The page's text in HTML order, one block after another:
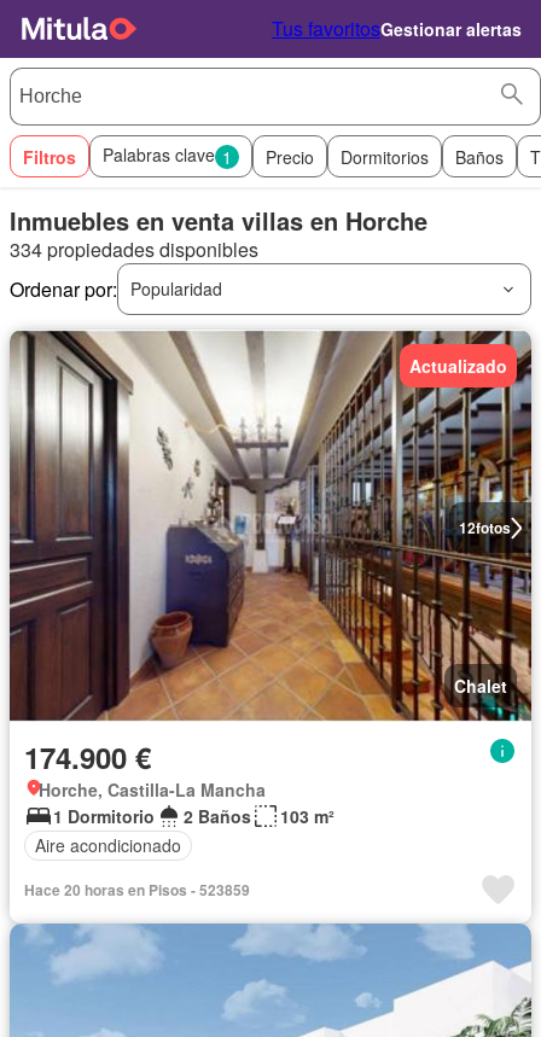
Tus favoritosGestionar alertas
Filtros Palabras clave 1 Precio Dormitorios Baños
Inmuebles en venta villas en Horche
334 propiedades disponibles
Ordenar por:
Popularidad
12fotos
Actualizado
Chalet
174.900 €
Horche, Castilla-La Mancha
1 Dormitorio
2 Baños
103 m²
Aire acondicionado
Hace 20 horas en Pisos - 523859